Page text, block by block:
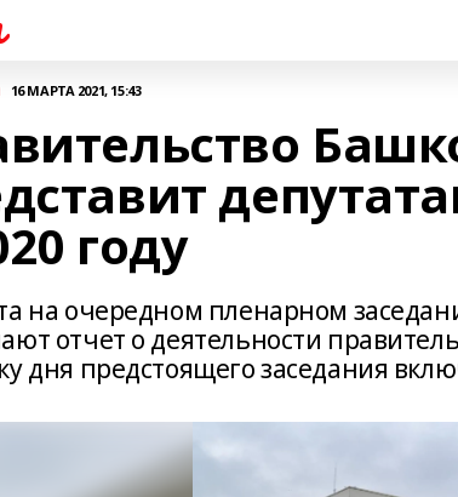
16 МАРТА 2021, 15:43
году
на очередном пленарном
отчет о деятельности
дня предстоящего заседания